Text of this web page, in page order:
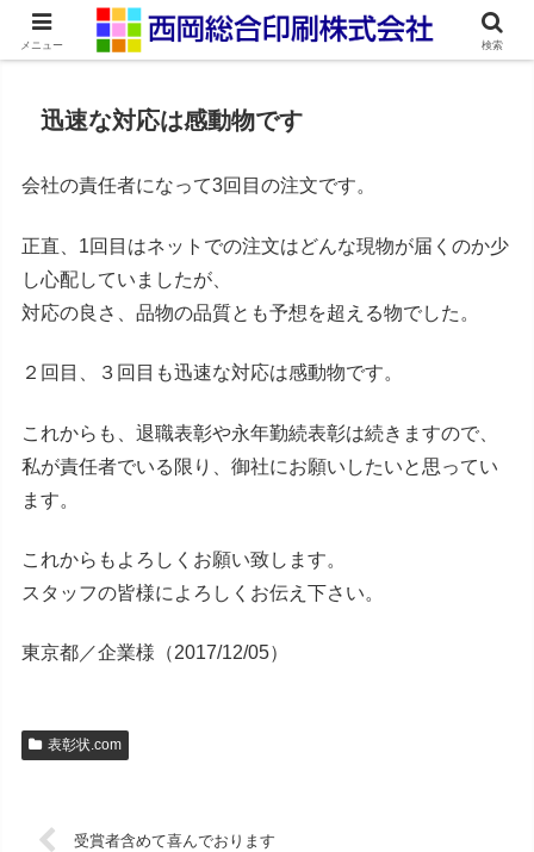
ネット印刷通販・オンデマンド印刷
迅速な対応は感動物です
会社の責任者になって3回目の注文です。
正直、1回目はネットでの注文はどんな現物が届くのか少
し心配していましたが、
対応の良さ、品物の品質とも予想を超える物でした。
２回目、３回目も迅速な対応は感動物です。
これからも、退職表彰や永年勤続表彰は続きますので、
私が責任者でいる限り、御社にお願いしたいと思ってい
ます。
これからもよろしくお願い致します。
スタッフの皆様によろしくお伝え下さい。
東京都／企業様（2017/12/05）
表彰状.com
受賞者含めて喜んでおります
メニュー 検索